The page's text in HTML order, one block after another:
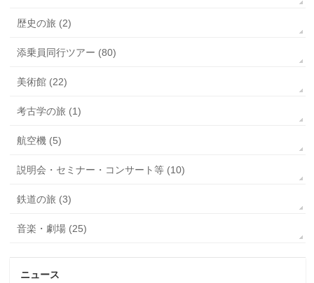
歴史の旅 (2)
添乗員同行ツアー (80)
美術館 (22)
考古学の旅 (1)
航空機 (5)
説明会・セミナー・コンサート等 (10)
鉄道の旅 (3)
音楽・劇場 (25)
ニュース